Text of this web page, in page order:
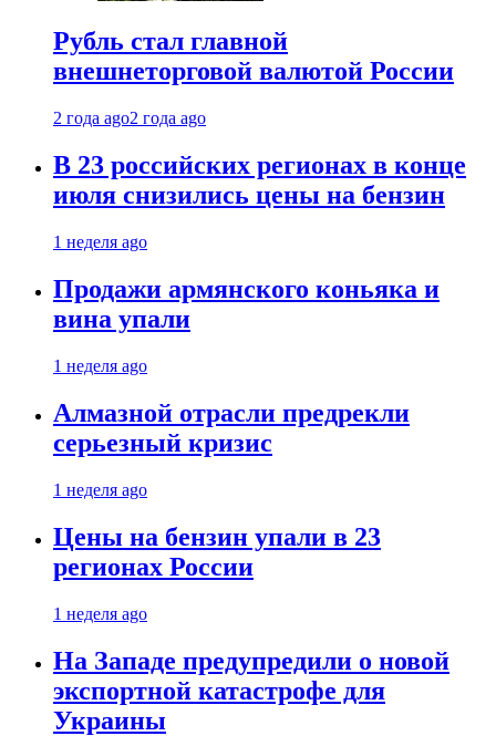
Рубль стал главной
внешнеторговой валютой России
2 года ago2 года ago
В 23 российских регионах в конце
июля снизились цены на бензин
1 неделя ago
Продажи армянского коньяка и
вина упали
1 неделя ago
Алмазной отрасли предрекли
серьезный кризис
1 неделя ago
Цены на бензин упали в 23
регионах России
1 неделя ago
На Западе предупредили о новой
экспортной катастрофе для
Украины